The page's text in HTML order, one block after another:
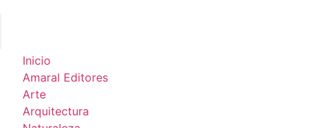
Inicio
Amaral Editores
Arte
Arquitectura